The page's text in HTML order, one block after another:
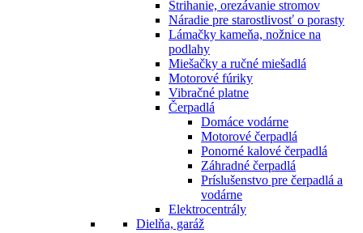
Strihanie, orezávanie stromov
Náradie pre starostlivosť o porasty
Lámačky kameňa, nožnice na
podlahy
Miešačky a ručné miešadlá
Motorové fúriky
Vibračné platne
Čerpadlá
Domáce vodárne
Motorové čerpadlá
Ponorné kalové čerpadlá
Záhradné čerpadlá
Príslušenstvo pre čerpadlá a
vodárne
Elektrocentrály
Dielňa, garáž